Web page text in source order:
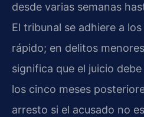
desde varias semanas
El tribunal se adhiere a
rápido; en delitos
significa que el juicio
los cinco meses
arresto si el acusado no